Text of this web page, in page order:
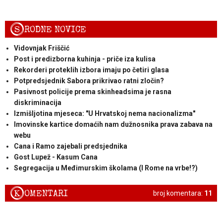
SRODNE NOVICE
Vidovnjak Friščić
Post i predizborna kuhinja - priče iza kulisa
Rekorderi proteklih izbora imaju po četiri glasa
Potpredsjednik Sabora prikrivao ratni zločin?
Pasivnost policije prema skinheadsima je rasna
diskriminacija
Izmišljotina mjeseca: "U Hrvatskoj nema nacionalizma"
Imovinske kartice domaćih nam dužnosnika prava zabava na
webu
Cana i Ramo zajebali predsjednika
Gost Lupež - Kasum Cana
Segregacija u Međimurskim školama (I Rome na vrbe!?)
broj komentara: 11
KOMENTARI